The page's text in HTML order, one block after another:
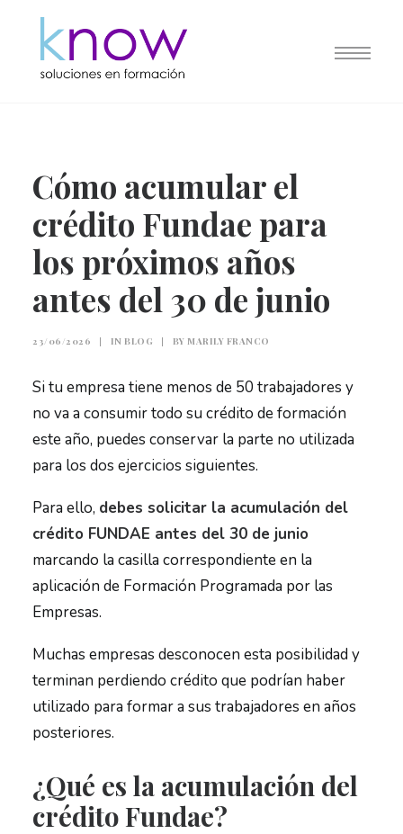
EXPRESS 1 HR.
RESERVA REUNIÓN
INFORMATIVA
Cómo acumular el
crédito Fundae para
los próximos años
antes del 30 de junio
23/06/2026 | IN BLOG | BY MARILY FRANCO
Si tu empresa tiene menos de 50 trabajadores y
no va a consumir todo su crédito de formación
este año, puedes conservar la parte no utilizada
para los dos ejercicios siguientes.
Para ello, debes solicitar la acumulación del
crédito FUNDAE antes del 30 de junio
marcando la casilla correspondiente en la
aplicación de Formación Programada por las
Empresas.
Muchas empresas desconocen esta posibilidad y
terminan perdiendo crédito que podrían haber
utilizado para formar a sus trabajadores en años
posteriores.
¿Qué es la acumulación del
crédito Fundae?